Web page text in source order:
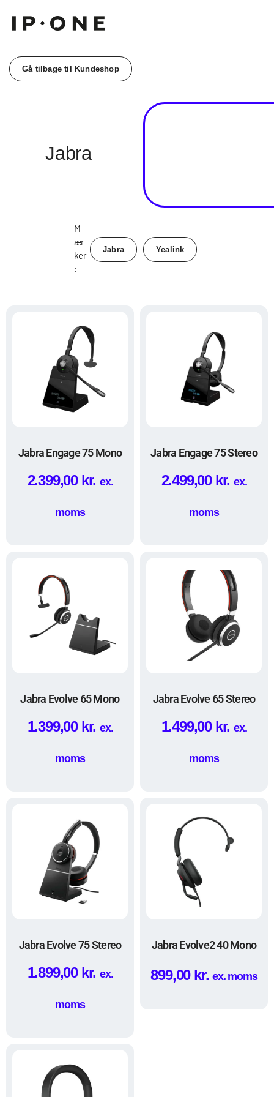
Gå tilbage til Kundeshop
Jabra
M
ær
ker
:
Jabra Yealink
Jabra Engage 75 Mono
2.399,00 kr. ex.
moms
Jabra Engage 75 Stereo
2.499,00 kr. ex.
moms
Jabra Evolve 65 Mono
1.399,00 kr. ex.
moms
Jabra Evolve 65 Stereo
1.499,00 kr. ex.
moms
Jabra Evolve 75 Stereo
1.899,00 kr. ex.
moms
Jabra Evolve2 40 Mono
899,00 kr. ex. moms